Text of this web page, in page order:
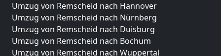
Umzug von Remscheid nach Hannover
Umzug von Remscheid nach Nürnberg
Umzug von Remscheid nach Duisburg
Umzug von Remscheid nach Bochum
Umzug von Remscheid nach Wuppertal